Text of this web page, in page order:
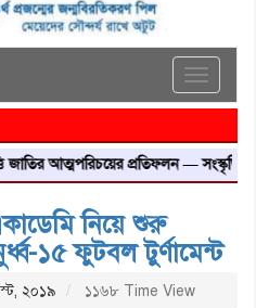
Toggle
আত্মপরিচয়ের প্রতিফলন — সংস্কৃতি মন্ত্রী
নিয়ে শুরু
১৫ ফুটবল টুর্ণামেন্ট
২০১৯ ১১৬৮ Time View